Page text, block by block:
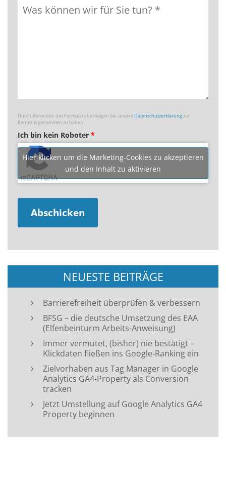
Durch Absenden des Formulars bestätigen Sie, unsereDatenschutzerklärungzur
Kenntnis genommen zu haben
Ich bin kein Roboter *
Hier klicken um die Marketing-Cookies zu akzeptieren
und den Inhalt zu aktivieren
NEUESTE BEITRÄGE
Barrierefreiheit überprüfen & verbessern
BFSG – die deutsche Umsetzung des EAA
(Elfenbeinturm Arbeits-Anweisung)
Immer vermutet, (bisher) nie bestätigt –
Klickdaten fließen ins Google-Ranking ein
Zielvorhaben aus Tag Manager in Google
Analytics GA4-Property als Conversion
tracken
Jetzt Umstellung auf Google Analytics GA4
Property beginnen